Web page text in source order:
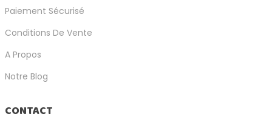
Paiement Sécurisé
Conditions De Vente
A Propos
Notre Blog
CONTACT